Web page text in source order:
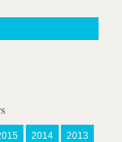
2014 2013